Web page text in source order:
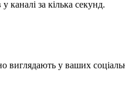
каналі за кілька секунд.
виглядають у ваших